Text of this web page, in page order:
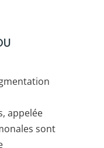
appelée
sont